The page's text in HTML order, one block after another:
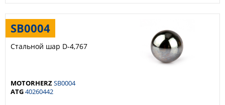
SB0004
Стальной шар D-4,767
MOTORHERZSB0004
ATG40260442